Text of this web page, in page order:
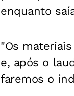
enquanto
"Os
e, após o
faremos o